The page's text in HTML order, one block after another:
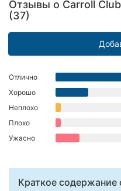
Черкассы
Черновцы
Сумы
Ивано-
Франковск
Луцк
Карпаты
Отзывы о Carroll
(37)
Отлично
Хорошо
Неплохо
Плохо
Ужасно
Краткое содержание